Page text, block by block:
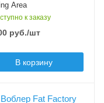
(F)
Area
к заказу
руб./шт
В корзину
приманки